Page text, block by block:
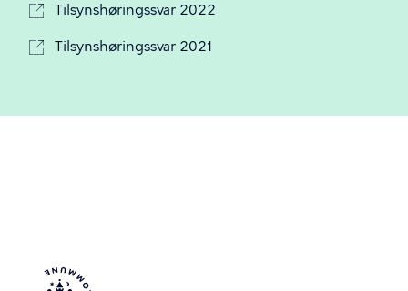
Tilsynshøringssvar 2022
Tilsynshøringssvar 2021